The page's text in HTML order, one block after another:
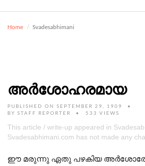
Home Svadesabhimani
അർശോഹരമായ
PUBLISHED ON SEPTEMBER 29, 1909
BY STAFF REPORTER 533 VIEWS
This article / write-up appeared in
Svadesabhimani.com has not made any
ഈ മരുന്നു ഏതു പഴകിയ